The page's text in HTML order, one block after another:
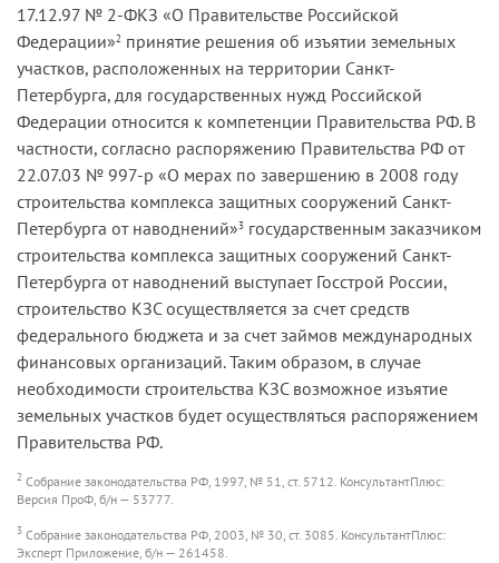
17.12.97 № 2-ФКЗ «О Правительстве Российской
Федерации»2 принятие решения об изъятии земельных
участков, расположенных на территории Санкт-
Петербурга, для государственных нужд Российской
Федерации относится к компетенции Правительства РФ. В
частности, согласно распоряжению Правительства РФ от
22.07.03 № 997-р «О мерах по завершению в 2008 году
строительства комплекса защитных сооружений Санкт-
Петербурга от наводнений»3 государственным заказчиком
строительства комплекса защитных сооружений Санкт-
Петербурга от наводнений выступает Госстрой России,
строительство КЗС осуществляется за счет средств
федерального бюджета и за счет займов международных
финансовых организаций. Таким образом, в случае
необходимости строительства КЗС возможное изъятие
земельных участков будет осуществляться распоряжением
Правительства РФ.
2 Собрание законодательства РФ, 1997, № 51, ст. 5712. КонсультантПлюс:
Версия ПроФ, б/н — 53777.
3 Собрание законодательства РФ, 2003, № 30, ст. 3085. КонсультантПлюс:
Эксперт Приложение, б/н — 261458.